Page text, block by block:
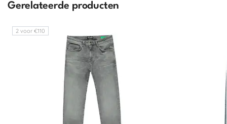
Gerelateerde producten
2 voor €110